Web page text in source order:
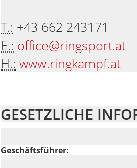
T.: +43 662 243171
E.: office@ringsport.at
H.: www.ringkampf.at
GESETZLICHE
Geschäftsführer: